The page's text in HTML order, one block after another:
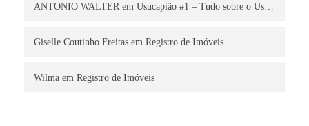
ANTONIO WALTER em Usucapião #1 – Tudo sobre o Us…
Giselle Coutinho Freitas em Registro de Imóveis
Wilma em Registro de Imóveis